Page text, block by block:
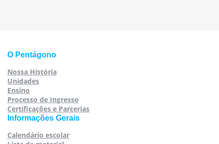
O Pentágono
Nossa História
Unidades
Ensino
Processo de Ingresso
Certificações e Parcerias
Informações Gerais
Calendário escolar